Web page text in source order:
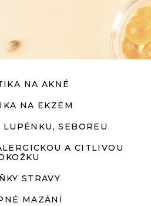
NA AKNÉ
NA EKZÉM
SEBOREU
A CITLIVOU
STRAVY
MAZÁNÍ